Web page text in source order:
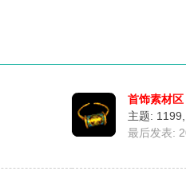
首饰素材区
主题: 1199
最后发表: